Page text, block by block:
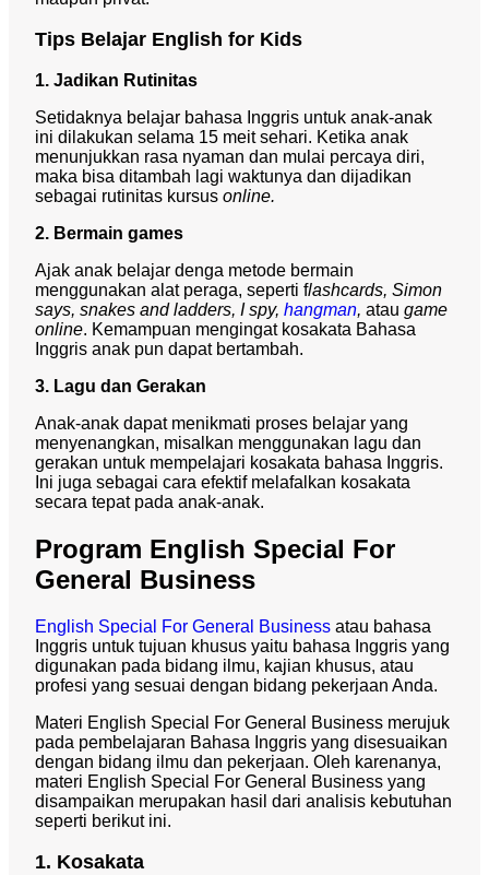
Tips Belajar English for Kids
1. Jadikan Rutinitas
Setidaknya belajar bahasa Inggris untuk anak-anak
ini dilakukan selama 15 meit sehari. Ketika anak
menunjukkan rasa nyaman dan mulai percaya diri,
maka bisa ditambah lagi waktunya dan dijadikan
sebagai rutinitas kursus online.
2. Bermain games
Ajak anak belajar denga metode bermain
menggunakan alat peraga, seperti flashcards, Simon
says, snakes and ladders, I spy, hangman, atau game
online. Kemampuan mengingat kosakata Bahasa
Inggris anak pun dapat bertambah.
3. Lagu dan Gerakan
Anak-anak dapat menikmati proses belajar yang
menyenangkan, misalkan menggunakan lagu dan
gerakan untuk mempelajari kosakata bahasa Inggris.
Ini juga sebagai cara efektif melafalkan kosakata
secara tepat pada anak-anak.
Program English Special For
General Business
English Special For General Business atau bahasa
Inggris untuk tujuan khusus yaitu bahasa Inggris yang
digunakan pada bidang ilmu, kajian khusus, atau
profesi yang sesuai dengan bidang pekerjaan Anda.
Materi English Special For General Business merujuk
pada pembelajaran Bahasa Inggris yang disesuaikan
dengan bidang ilmu dan pekerjaan. Oleh karenanya,
materi English Special For General Business yang
disampaikan merupakan hasil dari analisis kebutuhan
seperti berikut ini.
1. Kosakata